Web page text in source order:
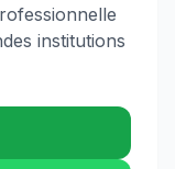
institutions